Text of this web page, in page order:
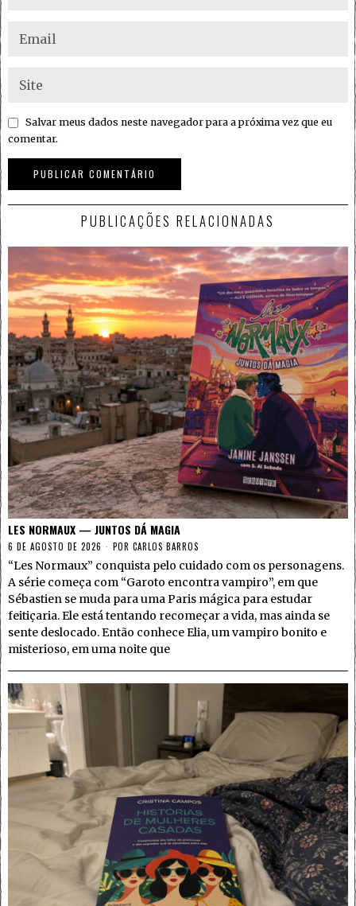
Salvar meus dados neste navegador para a próxima vez que eu
comentar.
PUBLICAÇÕES RELACIONADAS
LES NORMAUX — JUNTOS DÁ MAGIA
6 DE AGOSTO DE 2026 POR CARLOS BARROS
“Les Normaux” conquista pelo cuidado com os personagens.
A série começa com “Garoto encontra vampiro”, em que
Sébastien se muda para uma Paris mágica para estudar
feitiçaria. Ele está tentando recomeçar a vida, mas ainda se
sente deslocado. Então conhece Elia, um vampiro bonito e
misterioso, em uma noite que